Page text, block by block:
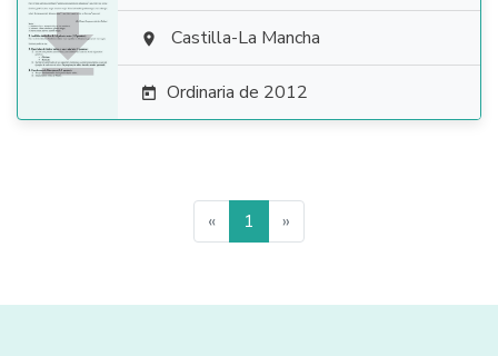
  Castilla-La Mancha
 Ordinaria de 2012
« 1 »